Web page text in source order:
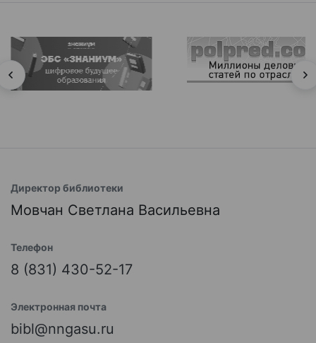
Директор библиотеки
Мовчан Светлана Васильевна
Телефон
8 (831) 430-52-17
Электронная почта
bibl@nngasu.ru